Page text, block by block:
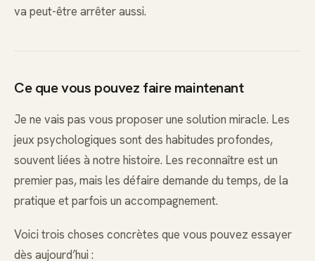
va peut-être arrêter aussi.
Ce que vous pouvez faire maintenant
Je ne vais pas vous proposer une solution miracle. Les
jeux psychologiques sont des habitudes profondes,
souvent liées à notre histoire. Les reconnaître est un
premier pas, mais les défaire demande du temps, de la
pratique et parfois un accompagnement.
Voici trois choses concrètes que vous pouvez essayer
dès aujourd’hui :